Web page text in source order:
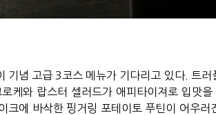
기념 고급3 코스 메뉴가 기다리고 있다. 트러
케와 랍스터 셀러드가 애피타이져로 입맛을
크에 바삭한 핑거링 포테이토 푸틴이 어우러